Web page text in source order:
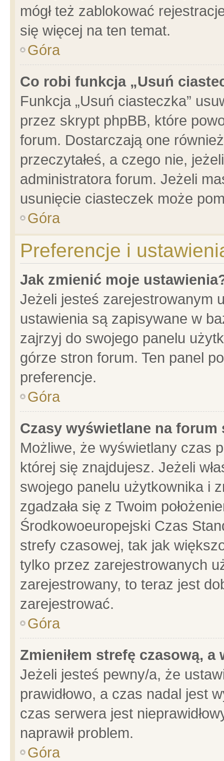
mógł też zablokować
się więcej na ten temat.
Góra
Co robi funkcja „Usuń
Funkcja „Usuń ciasteczka”
przez skrypt phpBB, które
forum. Dostarczają one
przeczytałeś, a czego nie,
administratora forum. Jeżeli
usunięcie ciasteczek może
Góra
Preferencje i
Jak zmienić moje
Jeżeli jesteś zarejestrowanym
ustawienia są zapisywane w
zajrzyj do swojego panelu
górze stron forum. Ten panel
preferencje.
Góra
Czasy wyświetlane na forum
Możliwe, że wyświetlany czas
której się znajdujesz. Jeżeli
swojego panelu użytkownika i
zgadzała się z Twoim
Środkowoeuropejski Czas
strefy czasowej, tak jak
tylko przez zarejestrowanych
zarejestrowany, to teraz jest
zarejestrować.
Góra
Zmieniłem strefę czasową,
Jeżeli jesteś pewny/a, że
prawidłowo, a czas nadal jest
czas serwera jest
naprawił problem.
Góra